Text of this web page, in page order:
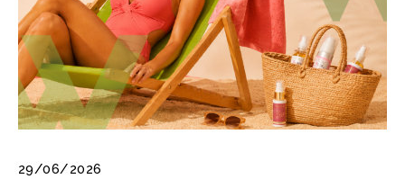
29/06/2026